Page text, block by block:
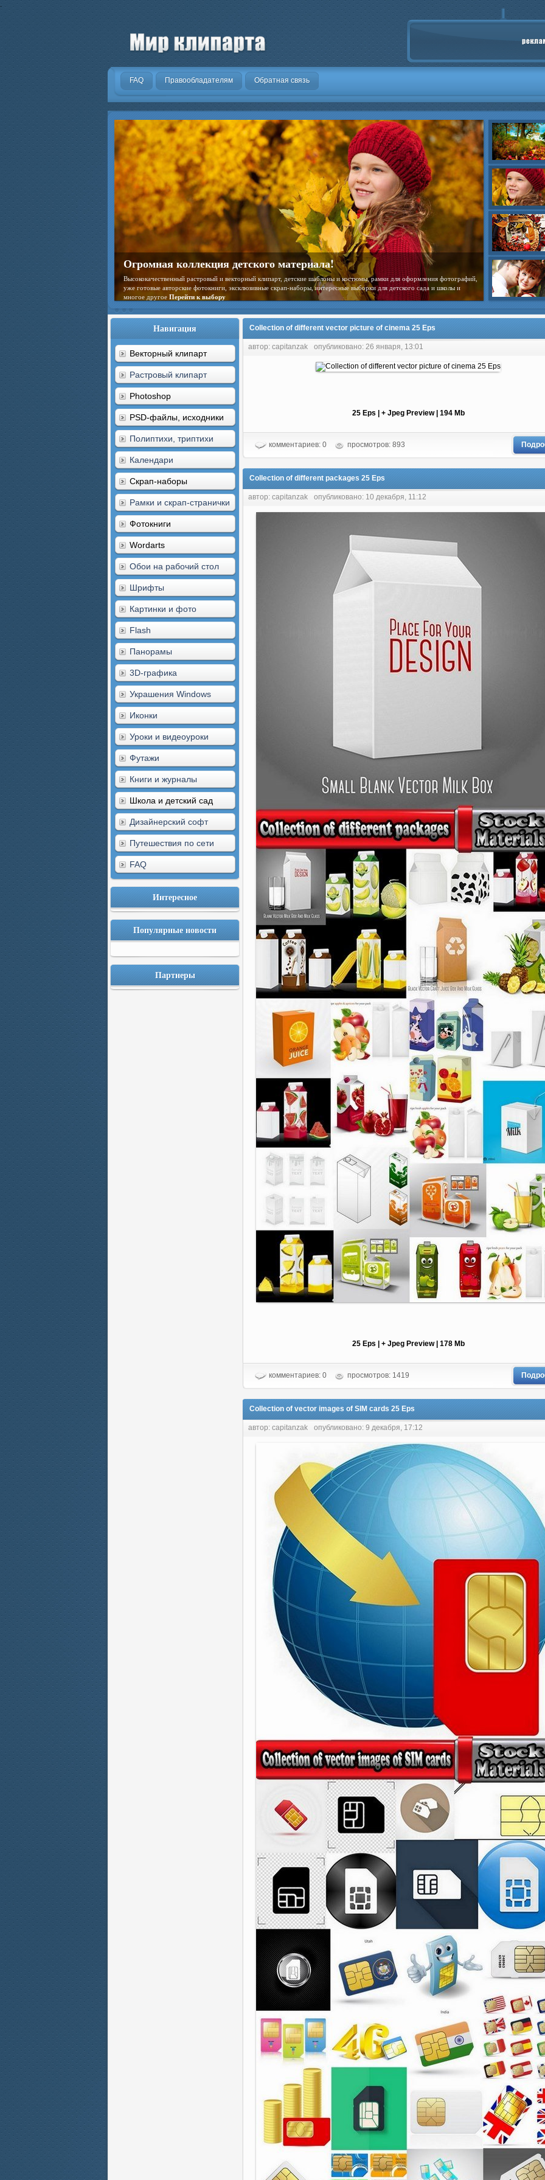
.
FAQ Правообладателям Обратная связь
Огромная коллекция детского материала!
Высококачественный растровый и векторный клипарт, детские шаблоны и костюмы, рамки для оформления фотографий,
уже готовые авторские фотокниги, эксклюзивные скрап-наборы, интересные выборки для детского сада и школы и
многое другое Перейти к выбору
Навигация
Векторный клипарт
Растровый клипарт
Photoshop
PSD-файлы, исходники
Полиптихи, триптихи
Календари
Скрап-наборы
Рамки и скрап-странички
Фотокниги
Wordarts
Обои на рабочий стол
Шрифты
Картинки и фото
Flash
Панорамы
3D-графика
Украшения Windows
Иконки
Уроки и видеоуроки
Футажи
Книги и журналы
Школа и детский сад
Дизайнерский софт
Путешествия по сети
FAQ
Интересное
Популярные новости
Партнеры
Collection of different vector picture of cinema 25 Eps
автор: capitanzak опубликовано: 26 января, 13:01
25 Eps | + Jpeg Preview | 194 Mb
комментариев: 0 просмотров: 893
Collection of different packages 25 Eps
автор: capitanzak опубликовано: 10 декабря, 11:12
25 Eps | + Jpeg Preview | 178 Mb
комментариев: 0 просмотров: 1419
Collection of vector images of SIM cards 25 Eps
автор: capitanzak опубликовано: 9 декабря, 17:12